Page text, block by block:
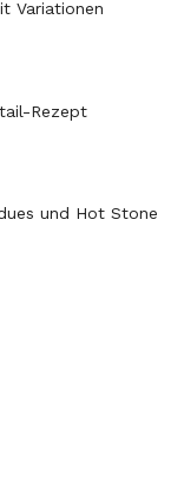
Variationen
Rezept
und Hot Stone